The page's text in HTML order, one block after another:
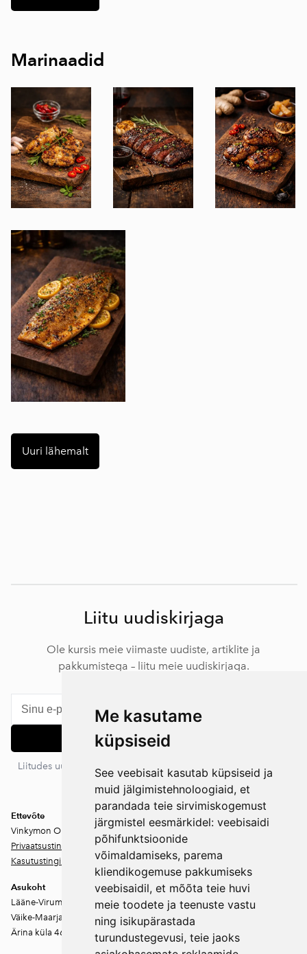
Me kasutame
küpsiseid
See veebisait kasutab küpsiseid ja
muid jälgimistehnoloogiaid, et
parandada teie sirvimiskogemust
järgmistel eesmärkidel: veebisaidi
põhifunktsioonide
võimaldamiseks, parema
kliendikogemuse pakkumiseks
veebisaidil, et mõõta teie huvi
meie toodete ja teenuste vastu
ning isikupärastada
turundustegevusi, teie jaoks
Marinaadid
Uuri lähemalt
Liitu uudiskirjaga
Ole kursis meie viimaste uudiste, artiklite ja
pakkumistega – liitu meie uudiskirjaga.
Liitu
Liitudes uudiskirjaga nõustud meie privaatsustingimustega. Sa
võid igal ajal tellimuse tühistada.
Ettevõte
Vinkymon OÜ
Privaatsustingimused
Kasutustingimused
Asukoht
Lääne-Virumaa
Väike-Maarja vald
Ärina küla 46202